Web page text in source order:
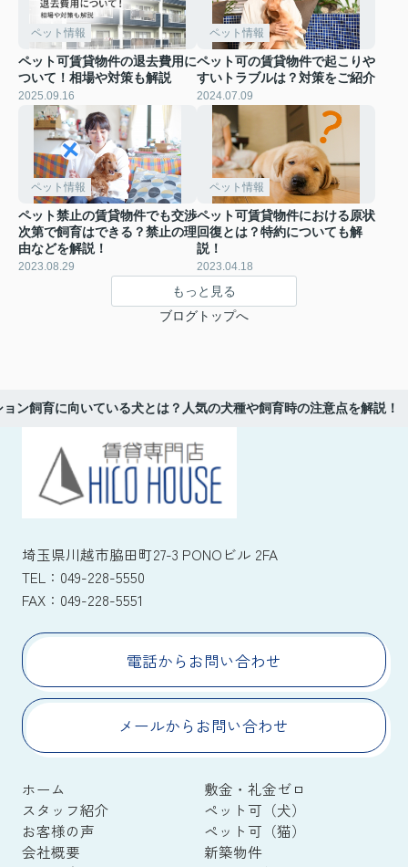
ペット情報
ペット可賃貸物件の退去費用に
ついて！相場や対策も解説
2025.09.16
ペット情報
ペット可の賃貸物件で起こりや
すいトラブルは？対策をご紹介
2024.07.09
ペット情報
ペット禁止の賃貸物件でも交渉
次第で飼育はできる？禁止の理
由などを解説！
2023.08.29
ペット情報
ペット可賃貸物件における原状
回復とは？特約についても解
説！
2023.04.18
もっと見る
ブログトップへ
ョン飼育に向いている犬とは？人気の犬種や飼育時の注意点を解説！
埼玉県川越市脇田町27-3 PONOビル 2FA
TEL： 049-228-5550
FAX： 049-228-5551
電話からお問い合わせ
メールからお問い合わせ
ホーム
敷金・礼金ゼロ
スタッフ紹介
ペット可（犬）
お客様の声
ペット可（猫）
会社概要
新築物件